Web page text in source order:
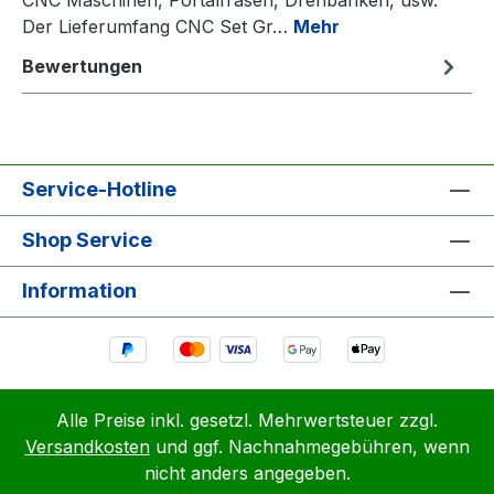
Der Lieferumfang CNC Set Gr… Mehr
Bewertungen
Service-Hotline
Shop Service
Information
Alle Preise inkl. gesetzl. Mehrwertsteuer zzgl.
Versandkostenund ggf. Nachnahmegebühren, wenn
nicht anders angegeben.